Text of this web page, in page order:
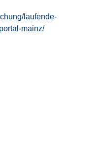
laufende-
mainz/